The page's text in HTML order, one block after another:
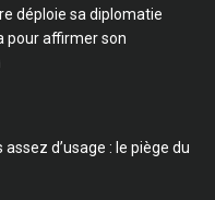
déploie sa diplomatie
pour affirmer son
d’usage : le piège du